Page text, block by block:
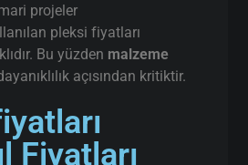
projeler
pleksi fiyatları
Bu yüzden malzeme
açısından kritiktir.
Fiyatları